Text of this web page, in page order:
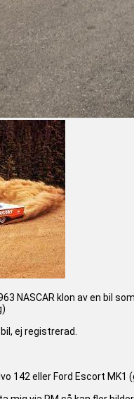
NASCAR klon av en bil
ej registrerad.
142 eller Ford Escort MK1